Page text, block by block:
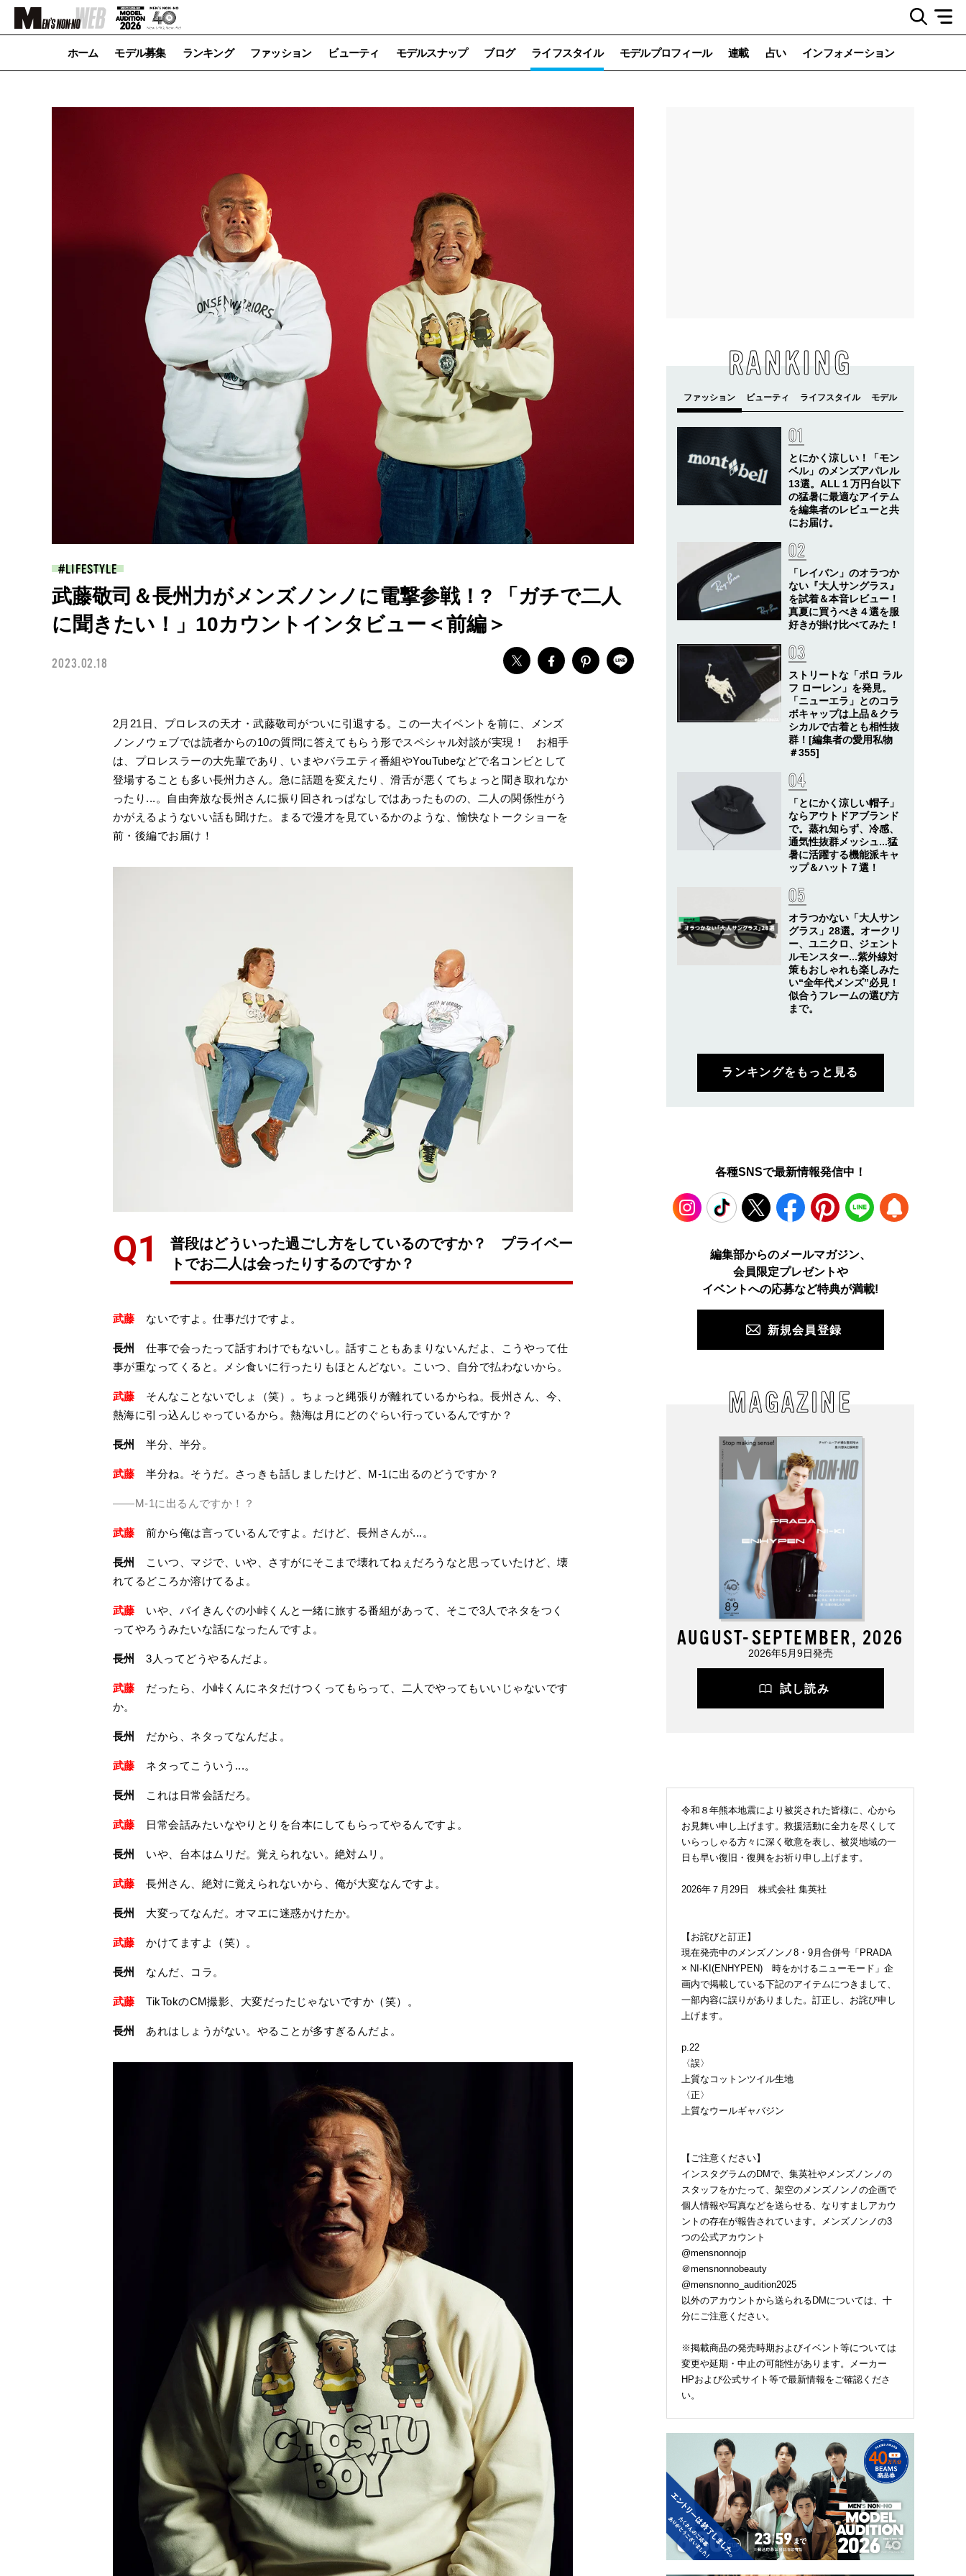
ホーム モデル募集 ランキング ファッション ビューティ モデルスナップ ブログ ライフスタイル モデルプロフィール 連載 占い インフォメーション
LIFESTYLE
武藤敬司＆長州力がメンズノンノに電撃参戦！? 「ガチで二人
に聞きたい！」10カウントインタビュー＜前編＞
2023.02.18
2月21日、プロレスの天才・武藤敬司がついに引退する。この一大イベントを前に、メンズ
ノンノウェブでは読者からの10の質問に答えてもらう形でスペシャル対談が実現！ お相手
は、プロレスラーの大先輩であり、いまやバラエティ番組やYouTubeなどで名コンビとして
登場することも多い長州力さん。急に話題を変えたり、滑舌が悪くてちょっと聞き取れなか
ったり...。自由奔放な長州さんに振り回されっぱなしではあったものの、二人の関係性がう
かがえるようないい話も聞けた。まるで漫才を見ているかのような、愉快なトークショーを
前・後編でお届け！
普段はどういった過ごし方をしているのですか？ プライベー
トでお二人は会ったりするのですか？
武藤 ないですよ。仕事だけですよ。
長州
仕事で会ったって話すわけでもないし。話すこともあまりないんだよ、こうやって仕
事が重なってくると。メシ食いに行ったりもほとんどない。こいつ、自分で払わないから。
武藤 そんなことないでしょ（笑）。ちょっと縄張りが離れているからね。長州さん、今、
熱海に引っ込んじゃっているから。熱海は月にどのぐらい行っているんですか？
長州 半分、半分。
武藤 半分ね。そうだ。さっきも話しましたけど、M-1に出るのどうですか？
――M-1に出るんですか！？
武藤 前から俺は言っているんですよ。だけど、長州さんが...。
長州
こいつ、マジで、いや、さすがにそこまで壊れてねぇだろうなと思っていたけど、壊
れてるどころか溶けてるよ。
武藤 いや、バイきんぐの小峠くんと一緒に旅する番組があって、そこで3人でネタをつく
ってやろうみたいな話になったんですよ。
長州 3人ってどうやるんだよ。
武藤 だったら、小峠くんにネタだけつくってもらって、二人でやってもいいじゃないです
か。
長州 だから、ネタってなんだよ。
武藤 ネタってこういう...。
長州 これは日常会話だろ。
武藤 日常会話みたいなやりとりを台本にしてもらってやるんですよ。
長州 いや、台本はムリだ。覚えられない。絶対ムリ。
武藤 長州さん、絶対に覚えられないから、俺が大変なんですよ。
長州 大変ってなんだ。オマエに迷惑かけたか。
武藤 かけてますよ（笑）。
長州 なんだ、コラ。
武藤 TikTokのCM撮影、大変だったじゃないですか（笑）。
長州 あれはしょうがない。やることが多すぎるんだよ。
RANKING
とにかく涼しい！「モン
ベル」のメンズアパレル
13選。ALL１万円台以下
の猛暑に最適なアイテム
を編集者のレビューと共
にお届け。
「レイバン」のオラつか
ない『大人サングラス』
を試着＆本音レビュー！
真夏に買うべき４選を服
好きが掛け比べてみた！
ストリートな「ポロ ラル
フ ローレン」を発見。
「ニューエラ」とのコラ
ボキャップは上品＆クラ
シカルで古着とも相性抜
群！[編集者の愛用私物
＃355]
「とにかく涼しい帽子」
ならアウトドアブランド
で。蒸れ知らず、冷感、
通気性抜群メッシュ...猛
暑に活躍する機能派キャ
ップ＆ハット７選！
オラつかない「大人サン
グラス」28選。オークリ
ー、ユニクロ、ジェント
ルモンスター...紫外線対
策もおしゃれも楽しみた
い“全年代メンズ”必見！
似合うフレームの選び方
まで。
ランキングをもっと見る
各種SNSで最新情報発信中！
TikTok Facebook Pinterest LINE
編集部からのメールマガジン、
会員限定プレゼントや
イベントへの応募など特典が満載!
新規会員登録
MAGAZINE
AUGUST-SEPTEMBER, 2026
2026年5月9日発売
試し読み
令和８年熊本地震により被災された皆様に、心から
お見舞い申し上げます。救援活動に全力を尽くして
いらっしゃる方々に深く敬意を表し、被災地域の一
日も早い復旧・復興をお祈り申し上げます。
2026年７月29日 株式会社 集英社
【お詫びと訂正】
現在発売中のメンズノンノ8・9月合併号「PRADA
× NI-KI(ENHYPEN) 時をかけるニューモード」企
画内で掲載している下記のアイテムにつきまして、
一部内容に誤りがありました。訂正し、お詫び申し
上げます。
p.22
〈誤〉
上質なコットンツイル生地
〈正〉
上質なウールギャバジン
【ご注意ください】
インスタグラムのDMで、集英社やメンズノンノの
スタッフをかたって、架空のメンズノンノの企画で
個人情報や写真などを送らせる、なりすましアカウ
ントの存在が報告されています。メンズノンノの3
つの公式アカウント
@mensnonnojp
＠mensnonnobeauty
@mensnonno_audition2025
以外のアカウントから送られるDMについては、十
分にご注意ください。
※掲載商品の発売時期およびイベント等については
変更や延期・中止の可能性があります。メーカー
HPおよび公式サイト等で最新情報をご確認くださ
い。